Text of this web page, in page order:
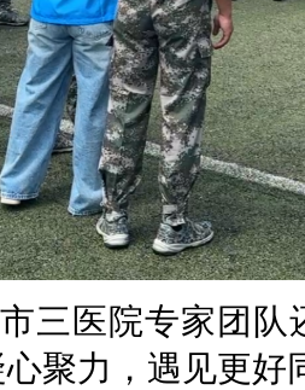
三医院专家团
心聚力，遇见更